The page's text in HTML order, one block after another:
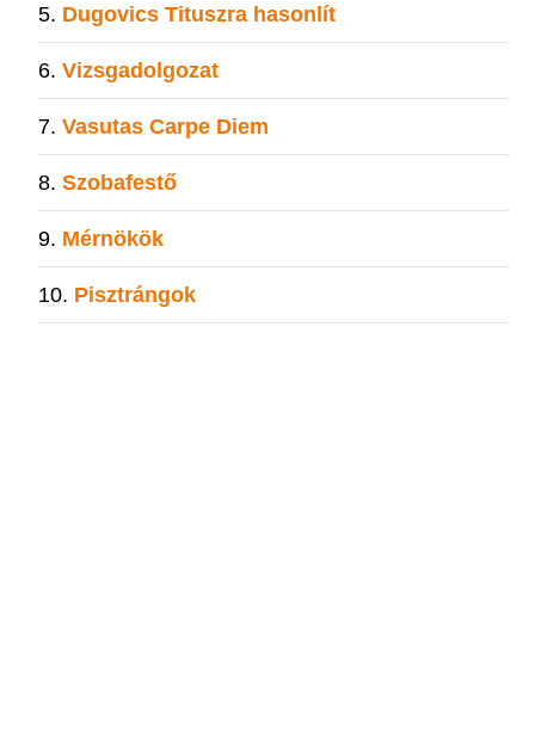
Dugovics Tituszra hasonlít
Vizsgadolgozat
Vasutas Carpe Diem
Szobafestő
Mérnökök
Pisztrángok